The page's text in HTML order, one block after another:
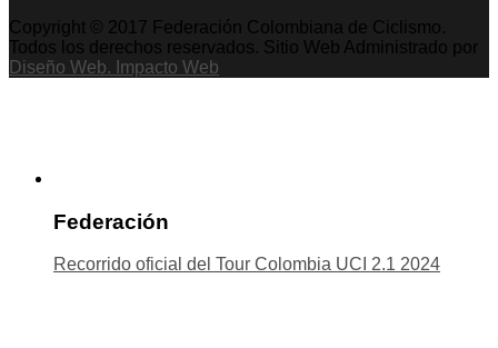
Copyright © 2017 Federación Colombiana de Ciclismo.
Todos los derechos reservados. Sitio Web Administrado por
Diseño Web. Impacto Web
Federación
Recorrido oficial del Tour Colombia UCI 2.1 2024